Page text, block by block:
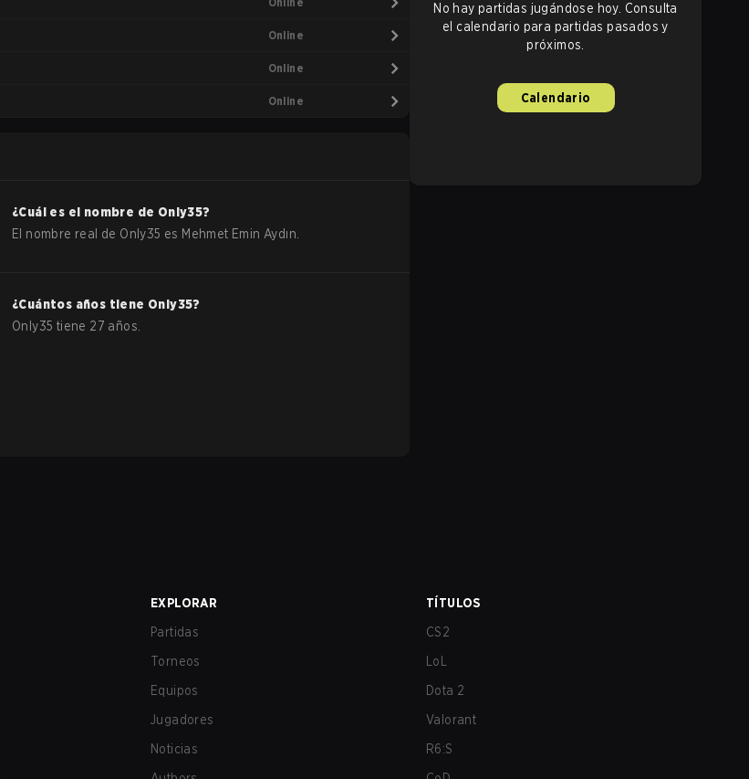
Online
Online
Online
¿Cuál es el nombre de Only35?
El nombre real de Only35 es Mehmet Emin Aydın
¿Cuántos años tiene Only35?
Only35 tiene 27 años.
No hay partidas jugándose hoy. Consulta
el calendario para partidas pasados y
próximos.
Calendario
EXPLORAR
Partidas
Torneos
Equipos
Jugadores
Noticias
TÍTULOS
CS2
LoL
Dota 2
Valorant
R6:S